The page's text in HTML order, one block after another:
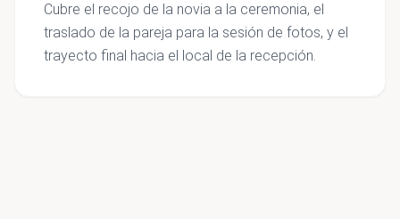
Cubre el recojo de la novia a la ceremonia, el
traslado de la pareja para la sesión de fotos, y el
trayecto final hacia el local de la recepción.